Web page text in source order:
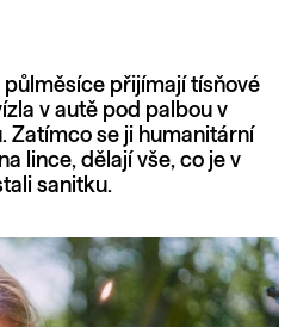
přijímají tísňové
v autě pod palbou v
Zatímco se ji humanitární
lince, dělají vše, co je v
sanitku.